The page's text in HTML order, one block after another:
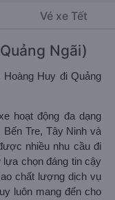
Vé xe Tết
Ngãi)
Huy đi Quảng
hoạt động đa dạng
Bến Tre, Tây Ninh và
nhiều nhu cầu đi
lựa chọn đáng tin cậy
chất lượng dịch vụ
luôn mang đến cho